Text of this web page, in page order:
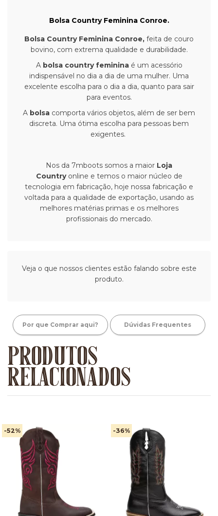
Bolsa Country Feminina Conroe.
Bolsa Country Feminina Conroe, feita de couro
bovino, com extrema qualidade e durabilidade.
A bolsa country femininaé um acessório
indispensável no dia a dia de uma mulher. Uma
excelente escolha para o dia a dia, quanto para sair
para eventos.
A bolsa comporta vários objetos, além de ser bem
discreta. Uma ótima escolha para pessoas bem
exigentes.
Nos da 7mboots somos a maior Loja
Countryonline e temos o maior núcleo de
tecnologia em fabricação, hoje nossa fabricação e
voltada para a qualidade de exportação, usando as
melhores matérias primas e os melhores
profissionais do mercado.
Veja o que nossos clientes estão falando sobre este
produto.
Por que Comprar aqui? Dúvidas Frequentes
PRODUTOS
RELACIONADOS
-52% -36%